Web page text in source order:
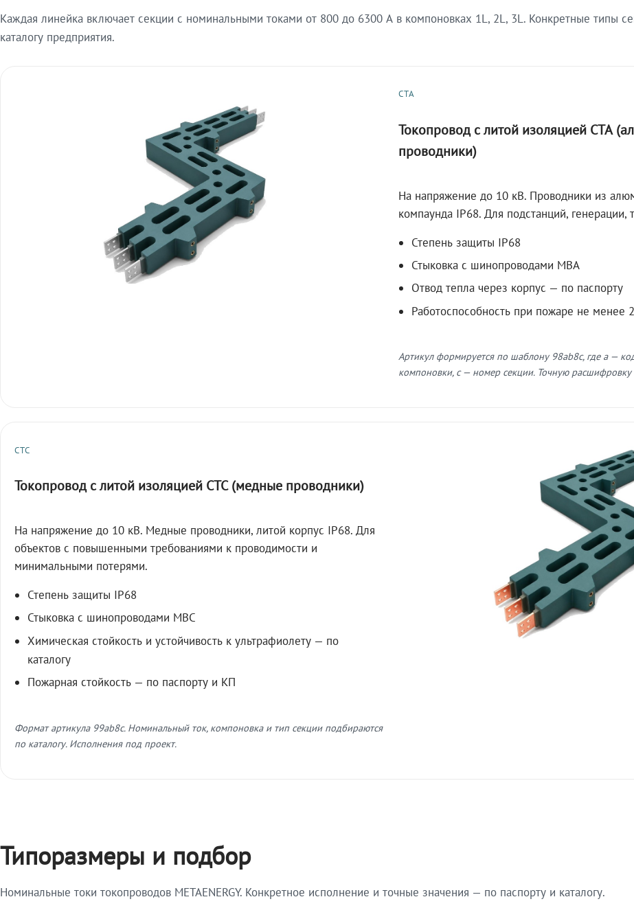
Каждая линейка включает секции с номинальными токами от 800 до 6300 А в компоновках 1L, 2L, 3L. Конкретные типы
каталогу предприятия.
СТА
Токопровод с литой изоляцией СТА
проводники)
На напряжение до 10 кВ. Проводники из
компаунда IP68. Для подстанций,
Степень защиты IP68
Стыковка с шинопроводами МВА
Отвод тепла через корпус — по паспорту
Работоспособность при пожаре не менее
Артикул формируется по шаблону 98ab8c, где a —
компоновки, c — номер секции. Точную расшифровку
СТС
Токопровод с литой изоляцией СТС (медные проводники)
На напряжение до 10 кВ. Медные проводники, литой корпус IP68. Для
объектов с повышенными требованиями к проводимости и
минимальными потерями.
Степень защиты IP68
Стыковка с шинопроводами МВС
Химическая стойкость и устойчивость к ультрафиолету — по
каталогу
Пожарная стойкость — по паспорту и КП
Формат артикула 99ab8c. Номинальный ток, компоновка и тип секции подбираются
по каталогу. Исполнения под проект.
Типоразмеры и подбор
Номинальные токи токопроводов METAENERGY. Конкретное исполнение и точные значения — по паспорту и каталогу.